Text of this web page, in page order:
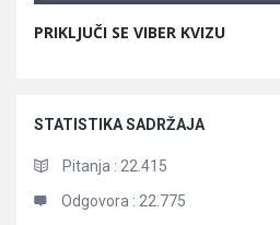
PRIKLJUČI SE VIBER KVIZU
STATISTIKA SADRŽAJA
Pitanja : 22.415
Odgovora : 22.775